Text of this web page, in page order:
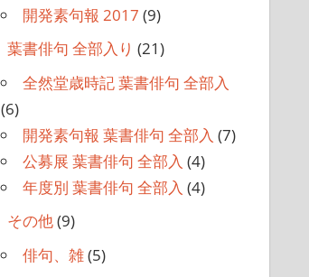
開発素句報 2017 (9)
葉書俳句 全部入り (21)
全然堂歳時記 葉書俳句 全部入
(6)
開発素句報 葉書俳句 全部入 (7)
公募展 葉書俳句 全部入 (4)
年度別 葉書俳句 全部入 (4)
その他(9)
俳句、雑(5)